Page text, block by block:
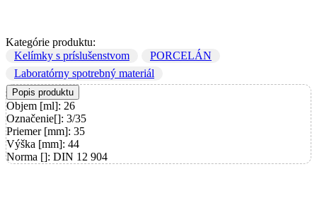
Kategórie produktu:
Kelímky s príslušenstvom
PORCELÁN
Laboratórny spotrebný materiál
Popis produktu
Objem [ml]: 26
Označenie[]: 3/35
Priemer [mm]: 35
Výška [mm]: 44
Norma []: DIN 12 904